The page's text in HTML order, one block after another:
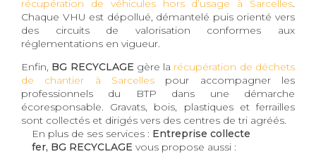
récupération de véhicules hors d’usage à Sarcelles.
Chaque VHU est dépollué, démantelé puis orienté vers
des circuits de valorisation conformes aux
réglementations en vigueur.
Enfin, BG RECYCLAGE gère la récupération de déchets
de chantier à Sarcelles pour accompagner les
professionnels du BTP dans une démarche
écoresponsable. Gravats, bois, plastiques et ferrailles
sont collectés et dirigés vers des centres de tri agréés.
En plus de ses services : Entreprise collecte
fer, BG RECYCLAGE vous propose aussi :